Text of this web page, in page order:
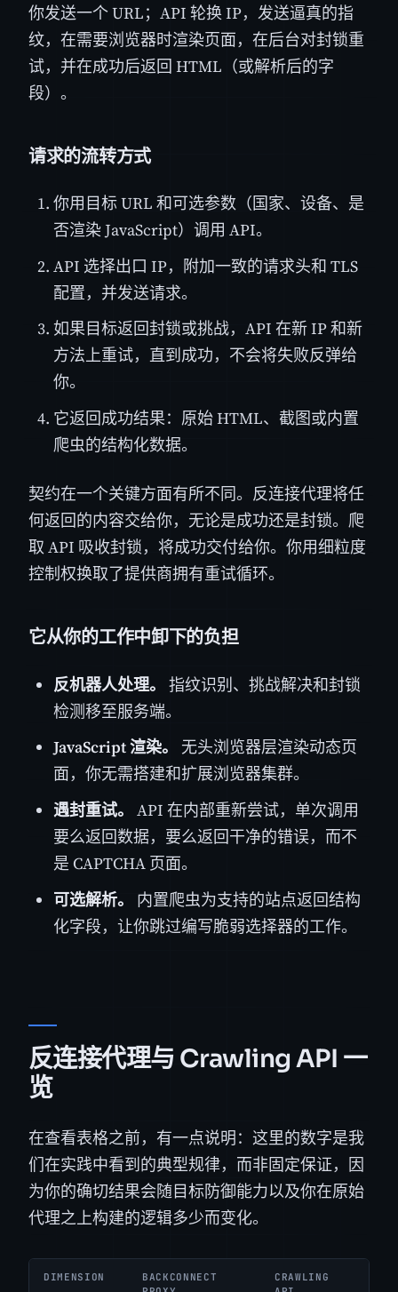
你发送一个 URL；API 轮换 IP，发送逼真的指
纹，在需要浏览器时渲染页面，在后台对封锁重
试，并在成功后返回 HTML（或解析后的字
段）。
请求的流转方式
你用目标 URL 和可选参数（国家、设备、是
否渲染 JavaScript）调用 API。
API 选择出口 IP，附加一致的请求头和 TLS
配置，并发送请求。
如果目标返回封锁或挑战，API 在新 IP 和新
方法上重试，直到成功，不会将失败反弹给
你。
它返回成功结果：原始 HTML、截图或内置
爬虫的结构化数据。
契约在一个关键方面有所不同。反连接代理将任
何返回的内容交给你，无论是成功还是封锁。爬
取 API 吸收封锁，将成功交付给你。你用细粒度
控制权换取了提供商拥有重试循环。
它从你的工作中卸下的负担
反机器人处理。 指纹识别、挑战解决和封锁
检测移至服务端。
JavaScript 渲染。
无头浏览器层渲染动态页
面，你无需搭建和扩展浏览器集群。
遇封重试。 API 在内部重新尝试，单次调用
要么返回数据，要么返回干净的错误，而不
是 CAPTCHA 页面。
可选解析。
内置爬虫为支持的站点返回结构
化字段，让你跳过编写脆弱选择器的工作。
反连接代理与 Crawling API 一
览
在查看表格之前，有一点说明：这里的数字是我
们在实践中看到的典型规律，而非固定保证，因
为你的确切结果会随目标防御能力以及你在原始
代理之上构建的逻辑多少而变化。
DIMENSION
BACKCONNECT
CRAWLING